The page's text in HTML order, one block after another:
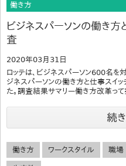
働き方
ビジネスパーソンの働き方
査
2020年03月31日
ロッテは、ビジネスパーソン600名を
ジネスパーソンの働き方と仕事スイ
た。調査結果サマリー働き方改革っ
続
働き方 ワークスタイル 職場